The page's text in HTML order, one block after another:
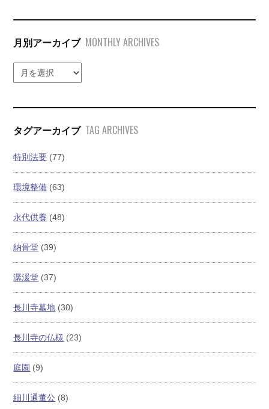
月別アーカイブ MONTHLY ARCHIVES
タグアーカイブ TAG ARCHIVES
特別法要 (77)
環境整備 (63)
永代供養 (48)
納骨堂 (39)
潺湲堂 (37)
長川寺墓地 (30)
長川寺の仏様 (23)
庭園 (9)
細川通董公 (8)